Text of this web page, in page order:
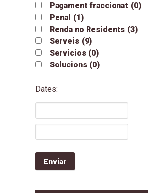
Pagament fraccionat (0)
Penal (1)
Renda no Residents (3)
Serveis (9)
Servicios (0)
Solucions (0)
Dates: